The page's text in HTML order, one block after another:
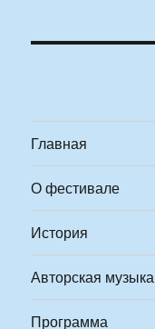
Главная
О фестивале
История
Авторская музыка
Программа